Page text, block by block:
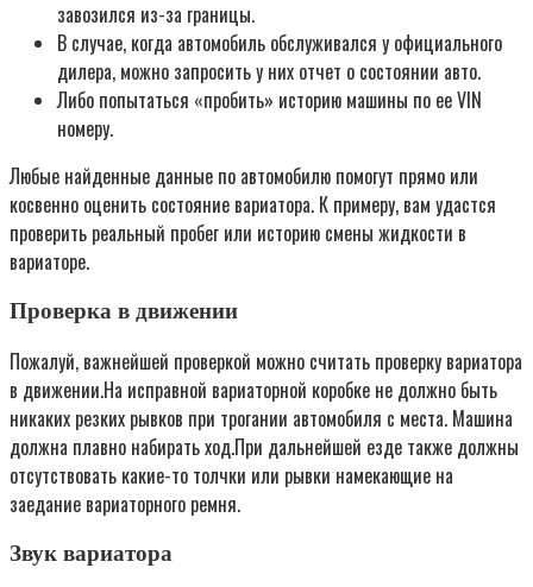
завозился из-за границы.
В случае, когда автомобиль обслуживался у официального
дилера, можно запросить у них отчет о состоянии авто.
Либо попытаться «пробить» историю машины по ее VIN
номеру.
Любые найденные данные по автомобилю помогут прямо или
косвенно оценить состояние вариатора. К примеру, вам удастся
проверить реальный пробег или историю смены жидкости в
вариаторе.
Проверка в движении
Пожалуй, важнейшей проверкой можно считать проверку вариатора
в движении.На исправной вариаторной коробке не должно быть
никаких резких рывков при трогании автомобиля с места. Машина
должна плавно набирать ход.При дальнейшей езде также должны
отсутствовать какие-то толчки или рывки намекающие на
заедание вариаторного ремня.
Звук вариатора